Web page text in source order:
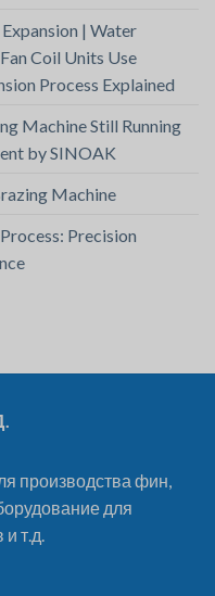
| Water
Coil Units Use
Process Explained
Machine Still Running
by SINOAK
Machine
Precision
производства фин,
для
т.д.